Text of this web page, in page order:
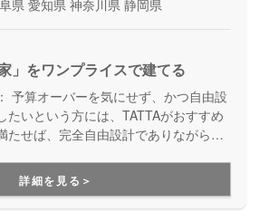
県 愛知県 神奈川県 静岡県
」をワンプライスで建てる
予算オーバーを気にせず、かつ自由設
たいという方には、TATTAがおすすめ
たせば、完全自由設計でありながら価
。さらに、TATTAを運営するグッドリ
トも得意としている会社なので、資金
きる安心感があります。
詳細を見る＞